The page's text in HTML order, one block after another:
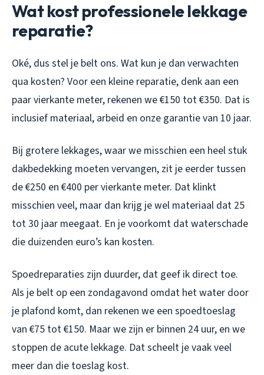
Wat kost professionele lekkage
reparatie?
Oké, dus stel je belt ons. Wat kun je dan verwachten
qua kosten? Voor een kleine reparatie, denk aan een
paar vierkante meter, rekenen we €150 tot €350. Dat is
inclusief materiaal, arbeid en onze garantie van 10 jaar.
Bij grotere lekkages, waar we misschien een heel stuk
dakbedekking moeten vervangen, zit je eerder tussen
de €250 en €400 per vierkante meter. Dat klinkt
misschien veel, maar dan krijg je wel materiaal dat 25
tot 30 jaar meegaat. En je voorkomt dat waterschade
die duizenden euro’s kan kosten.
Spoedreparaties zijn duurder, dat geef ik direct toe.
Als je belt op een zondagavond omdat het water door
je plafond komt, dan rekenen we een spoedtoeslag
van €75 tot €150. Maar we zijn er binnen 24 uur, en we
stoppen de acute lekkage. Dat scheelt je vaak veel
meer dan die toeslag kost.